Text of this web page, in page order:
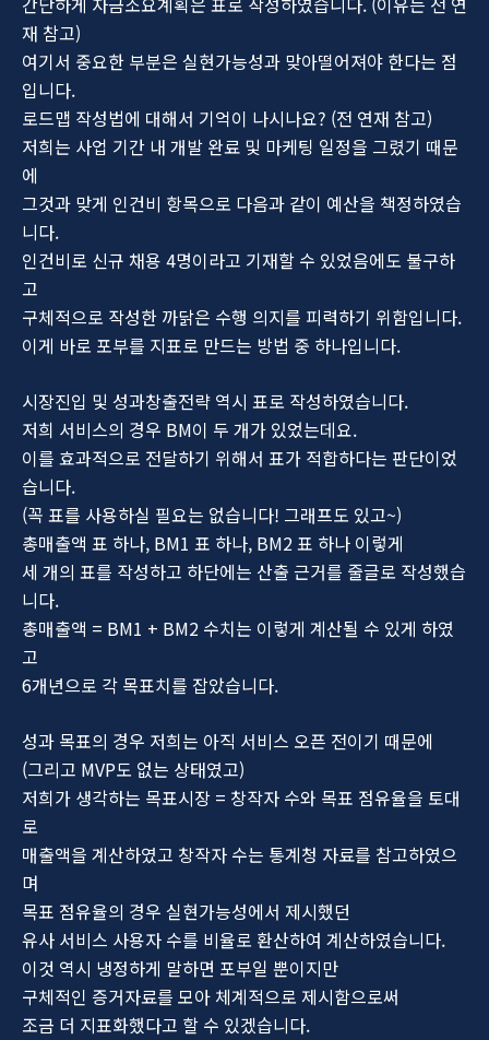
재 참고)
여기서 중요한 부분은 실현가능성과 맞아떨어져야 한다는 점
입니다.
로드맵 작성법에 대해서 기억이 나시나요? (전 연재 참고)
저희는 사업 기간 내 개발 완료 및 마케팅 일정을 그렸기 때문
에
그것과 맞게 인건비 항목으로 다음과 같이 예산을 책정하였습
니다.
인건비로 신규 채용 4명이라고 기재할 수 있었음에도 불구하
고
구체적으로 작성한 까닭은 수행 의지를 피력하기 위함입니다.
이게 바로 포부를 지표로 만드는 방법 중 하나입니다.
시장진입 및 성과창출전략 역시 표로 작성하였습니다.
저희 서비스의 경우 BM이 두 개가 있었는데요.
이를 효과적으로 전달하기 위해서 표가 적합하다는 판단이었
습니다.
(꼭 표를 사용하실 필요는 없습니다! 그래프도 있고~)
총매출액 표 하나, BM1 표 하나, BM2 표 하나 이렇게
세 개의 표를 작성하고 하단에는 산출 근거를 줄글로 작성했습
니다.
총매출액 = BM1 + BM2 수치는 이렇게 계산될 수 있게 하였
고
6개년으로 각 목표치를 잡았습니다.
성과 목표의 경우 저희는 아직 서비스 오픈 전이기 때문에
(그리고 MVP도 없는 상태였고)
저희가 생각하는 목표시장 = 창작자 수와 목표 점유율을 토대
로
매출액을 계산하였고 창작자 수는 통계청 자료를 참고하였으
며
목표 점유율의 경우 실현가능성에서 제시했던
유사 서비스 사용자 수를 비율로 환산하여 계산하였습니다.
이것 역시 냉정하게 말하면 포부일 뿐이지만
구체적인 증거자료를 모아 체계적으로 제시함으로써
조금 더 지표화했다고 할 수 있겠습니다.